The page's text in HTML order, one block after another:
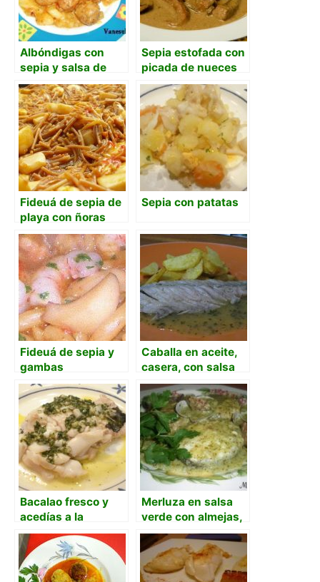
Albóndigas con
sepia y salsa de
almendras
Sepia estofada con
picada de nueces
Fideuá de sepia de
playa con ñoras
Sepia con patatas
Fideuá de sepia y
gambas
Caballa en aceite,
casera, con salsa
verde de cebolleta
Bacalao fresco y
acedías a la
plancha en salsa
verde
Merluza en salsa
verde con almejas,
cebolla y maicena